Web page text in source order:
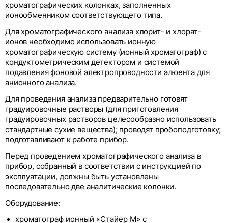
хроматографических колонках, заполненных
ионообменником соответствующего типа.
Для хроматографического анализа хлорит- и хлорат-
ионов необходимо использовать ионную
хроматографическую систему (ионный хроматограф) с
кондуктометрическим детектором и системой
подавления фоновой электропроводности элюента для
анионного анализа.
Для проведения анализа предварительно готовят
градуировочные растворы (для приготовления
градуировочных растворов целесообразно использовать
стандартные сухие вещества); проводят пробоподготовку;
подготавливают к работе прибор.
Перед проведением хроматографического анализа в
прибор, собранный в соответствии с инструкцией по
эксплуатации, должны быть установлены
последовательно две аналитические колонки.
Оборудование:
хроматограф ионный «Стайер М» с